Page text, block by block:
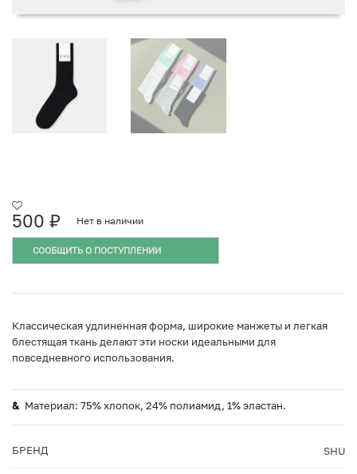
500 ₽ Нет в наличии
СООБЩИТЬ О ПОСТУПЛЕНИИ
Классическая удлиненная форма, широкие манжеты и легкая
блестящая ткань делают эти носки идеальными для
повседневного использования.
Материал: 75% хлопок, 24% полиамид, 1% эластан.
БРЕНД SHU